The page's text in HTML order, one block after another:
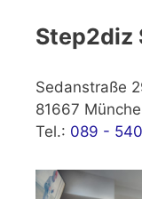
Step2diz
Sedanstraße
81667
Tel.: 089 -